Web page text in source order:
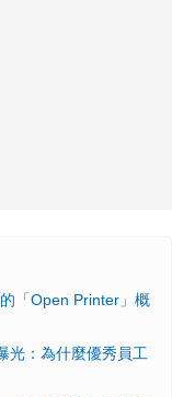
「Open Printer」概
光：為什麼優秀員工